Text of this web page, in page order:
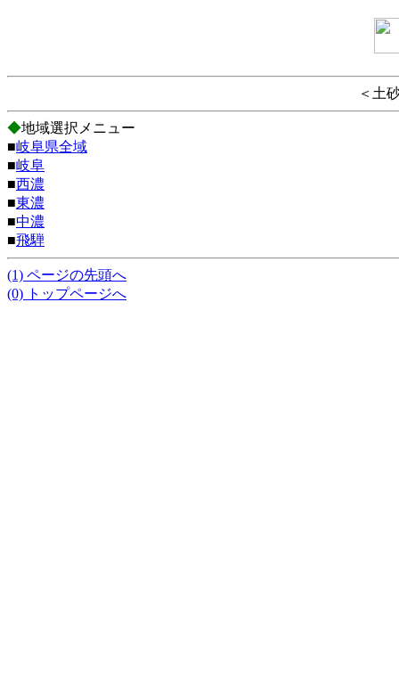
＜土
◆地域選択メニュー
■岐阜県全域
■岐阜
■西濃
■東濃
■中濃
■飛騨
(1) ページの先頭へ
(0) トップページへ